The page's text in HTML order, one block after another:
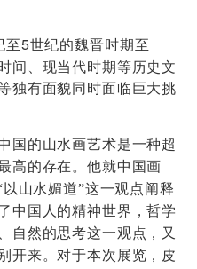
至5世纪的魏晋时期至
间、现当代时期等历史文
独有面貌同时面临巨大挑
国的山水画艺术是一种超
高的存在。他就中国画
山水媚道”这一观点阐释
中国人的精神世界，哲学
自然的思考这一观点，又
开来。对于本次展览，皮